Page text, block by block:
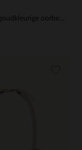
Grote ronden goudkleurige oorbellen